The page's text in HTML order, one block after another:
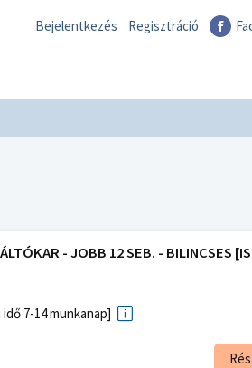
Bejelentkezés Regisztráció
- JOBB 12 SEB. - BILINCSES
7-14 munkanap]